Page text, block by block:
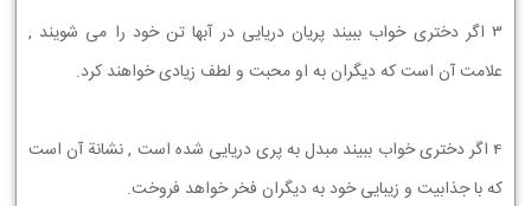
3 ﺍﮔﺮ ﺩﺧﺘﺮﻱ ﺧﻮﺍﺏ ﺑﺒﻴﻨﺪ ﭘﺮﻳﺎﻥ ﺩﺭﻳﺎﻳﻲ ﺩﺭ ﺁﺑﻬﺎ ﺗﻦ ﺧﻮﺩ ﺭﺍ ﻣﻲ ﺷﻮﻳﻨﺪ ,
ﻋﻼﻣﺖ ﺁﻥ ﺍﺳﺖ ﻛﻪ ﺩﻳﮕﺮﺍﻥ ﺑﻪ ﺍﻭ ﻣﺤﺒﺖ ﻭ ﻟﻄﻒ ﺯﻳﺎﺩﻱ ﺧﻮﺍﻫﻨﺪ ﻛﺮﺩ.
4 ﺍﮔﺮ ﺩﺧﺘﺮﻱ ﺧﻮﺍﺏ ﺑﺒﻴﻨﺪ ﻣﺒﺪﻝ ﺑﻪ ﭘﺮﻱ ﺩﺭﻳﺎﻳﻲ ﺷﺪﻩ ﺍﺳﺖ , ﻧﺸﺎﻧﺔ ﺁﻥ ﺍﺳﺖ
ﻛﻪ ﺑﺎ ﺟﺬﺍﺑﻴﺖ ﻭ ﺯﻳﺒﺎﻳﻲ ﺧﻮﺩ ﺑﻪ ﺩﻳﮕﺮﺍﻥ ﻓﺨﺮ ﺧﻮﺍﻫﺪ ﻓﺮﻭﺧﺖ.